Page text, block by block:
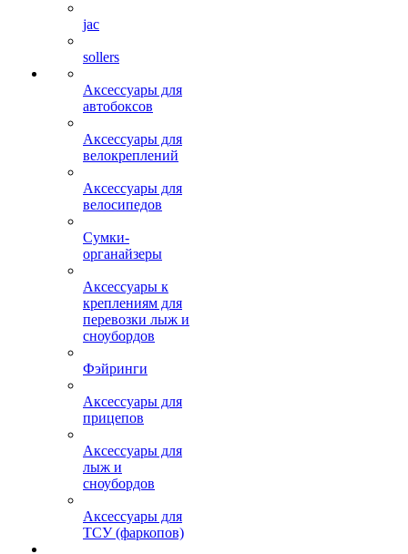
jac
sollers
Аксессуары для
автобоксов
Аксессуары для
велокреплений
Аксессуары для
велосипедов
Сумки-
органайзеры
Аксессуары к
креплениям для
перевозки лыж и
сноубордов
Фэйринги
Аксессуары для
прицепов
Аксессуары для
лыж и
сноубордов
Аксессуары для
ТСУ (фаркопов)